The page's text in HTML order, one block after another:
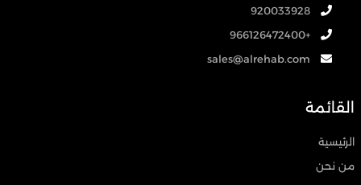
920033928
+966126472400
sales@alrehab.com
القائمة
الرئيسية
من نحن